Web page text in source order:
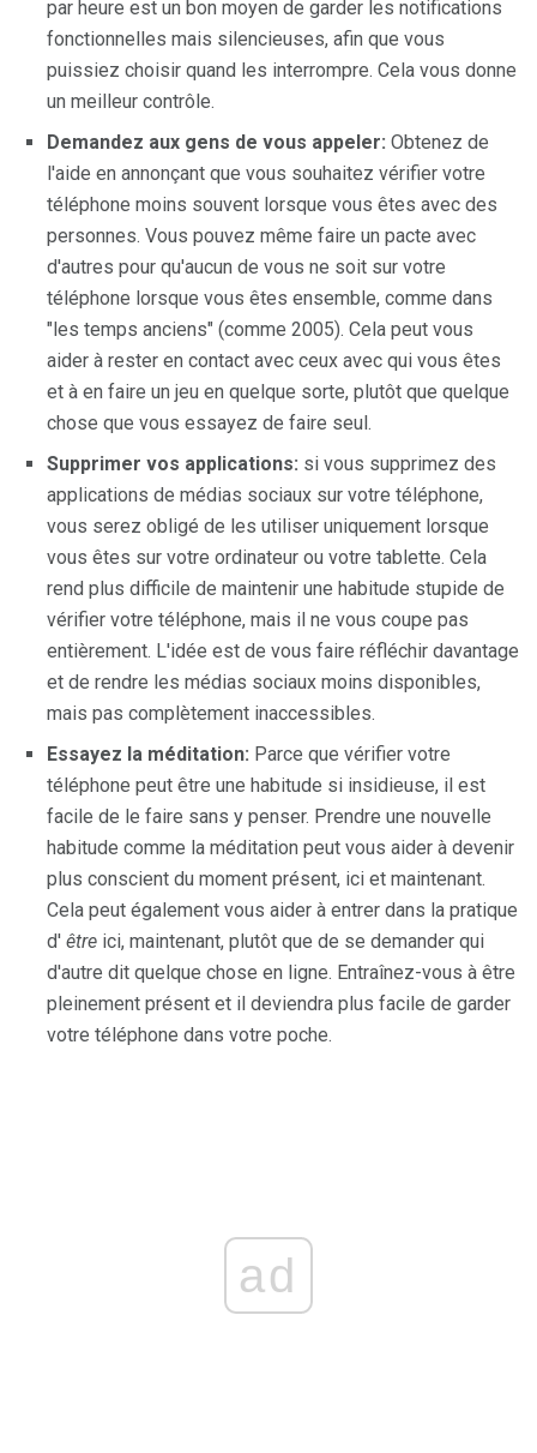
par heure est un bon moyen de garder les notifications
fonctionnelles mais silencieuses, afin que vous
puissiez choisir quand les interrompre. Cela vous donne
un meilleur contrôle.
Demandez aux gens de vous appeler: Obtenez de
l'aide en annonçant que vous souhaitez vérifier votre
téléphone moins souvent lorsque vous êtes avec des
personnes. Vous pouvez même faire un pacte avec
d'autres pour qu'aucun de vous ne soit sur votre
téléphone lorsque vous êtes ensemble, comme dans
"les temps anciens" (comme 2005). Cela peut vous
aider à rester en contact avec ceux avec qui vous êtes
et à en faire un jeu en quelque sorte, plutôt que quelque
chose que vous essayez de faire seul.
Supprimer vos applications: si vous supprimez des
applications de médias sociaux sur votre téléphone,
vous serez obligé de les utiliser uniquement lorsque
vous êtes sur votre ordinateur ou votre tablette. Cela
rend plus difficile de maintenir une habitude stupide de
vérifier votre téléphone, mais il ne vous coupe pas
entièrement. L'idée est de vous faire réfléchir davantage
et de rendre les médias sociaux moins disponibles,
mais pas complètement inaccessibles.
Essayez la méditation: Parce que vérifier votre
téléphone peut être une habitude si insidieuse, il est
facile de le faire sans y penser. Prendre une nouvelle
habitude comme la méditation peut vous aider à devenir
plus conscient du moment présent, ici et maintenant.
Cela peut également vous aider à entrer dans la pratique
d' être ici, maintenant, plutôt que de se demander qui
d'autre dit quelque chose en ligne. Entraînez-vous à être
pleinement présent et il deviendra plus facile de garder
votre téléphone dans votre poche.
ad